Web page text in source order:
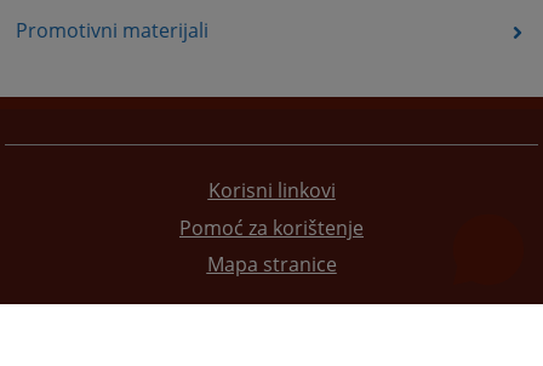
Promotivni materijali
Korisni linkovi
Pomoć za korištenje
Mapa stranice